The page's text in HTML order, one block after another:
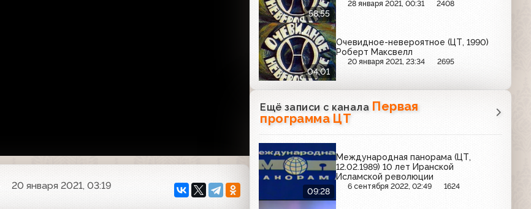
20 января 2021, 03:19
58:55
28 января 2021, 00:31 2408
04:01
Очевидное-невероятное (ЦТ, 1990)
Роберт Максвелл
20 января 2021, 23:34 2695
Ещё записи с канала Первая
программа ЦТ
09:28
Международная панорама (ЦТ,
12.02.1989) 10 лет Иранской
Исламской революции
6 сентября 2022, 02:49 1624